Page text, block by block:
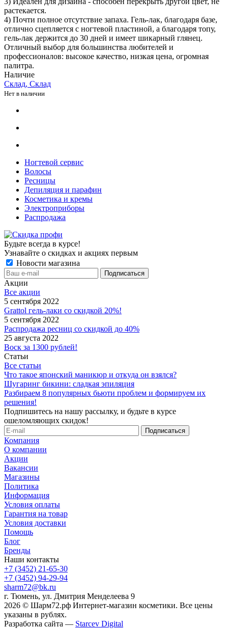
растекается.
4) Почти полное отсутствие запаха. Гель-лак, благодаря базе,
отлично сцепляется с ногтевой пластиной, а благодаря топу,
гель-лак держится до 30 дней и имеет шикарный глянец.
Отличный выбор для большинства любителей и
профессионалов: высокое качество, низкая цена, огромная
палитра.
Наличие
Склад, Склад
Нет в наличии
Ногтевой сервис
Волосы
Ресницы
Депиляция и парафин
Косметика и кремы
Электроприборы
Распродажа
Будьте всегда в курсе!
Узнавайте о скидках и акциях первым
Новости магазина
Акции
Все акции
5 сентября 2022
Grattol гель-лаки со скидкой 20%!
5 сентября 2022
Распродажа ресниц со скидкой до 40%
25 августа 2022
Воск за 1300 рублей!
Статьи
Все статьи
Что такое японский маникюр и откуда он взялся?
Шугаринг бикини: сладкая эпиляция
Разбираем 8 популярных бьюти проблем и формируем их
решения!
Подпишитесь на нашу рассылку, и будьте в курсе
ошеломляющих скидок!
Компания
О компании
Акции
Вакансии
Магазины
Политика
Информация
Условия оплаты
Гарантия на товар
Условия доставки
Помощь
Блог
Бренды
Наши контакты
+7 (3452) 21-65-30
+7 (3452) 94-29-94
sharm72@bk.ru
г. Тюмень, ул. Дмитрия Менделеева 9
2026 © Шарм72.рф Интернет-магазин косметики. Все цены
указаны в рублях.
Разработка сайта — Starcev Digital